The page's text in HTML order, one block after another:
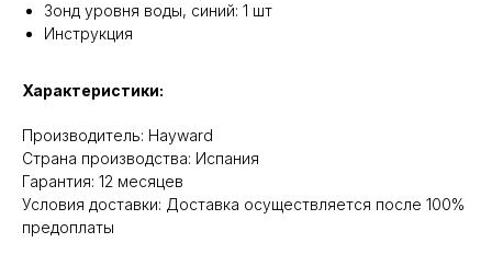
Зонд уровня воды, синий: 1 шт
Инструкция
Характеристики:
Производитель: Hayward
Cтрана производства: Испания
Гарантия: 12 месяцев
Условия доставки: Доставка осуществляется после 100%
предоплаты